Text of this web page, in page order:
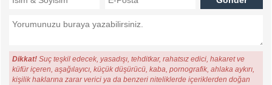
Dikkat! Suç teşkil edecek, yasadışı, tehditkar, rahatsız edici, hakaret ve
küfür içeren, aşağılayıcı, küçük düşürücü, kaba, pornografik, ahlaka aykırı,
kişilik haklarına zarar verici ya da benzeri niteliklerde içeriklerden doğan